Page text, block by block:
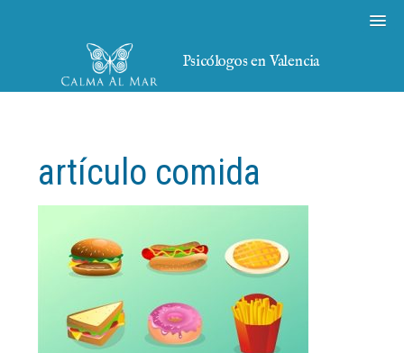
Psicólogos en Valencia
artículo comida